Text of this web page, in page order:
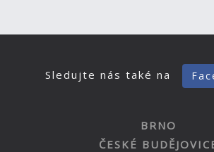
Sledujte nás také na
BRNO
ČESKÉ